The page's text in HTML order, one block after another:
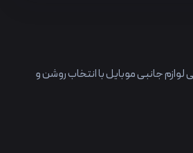
جانبی موبایل با انتخاب روشن و